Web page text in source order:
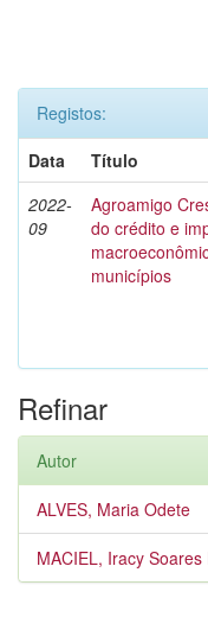
Registos:
Data
Título
2022-
09
Agroamigo
do crédito e
municípios
Refinar
Autor
ALVES, Maria Odete
MACIEL, Iracy Soares